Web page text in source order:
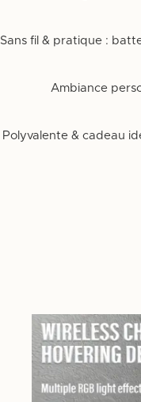
✔️ Sans fil & pratique :
✔️ Ambiance
✔️ Polyvalente & cadeau